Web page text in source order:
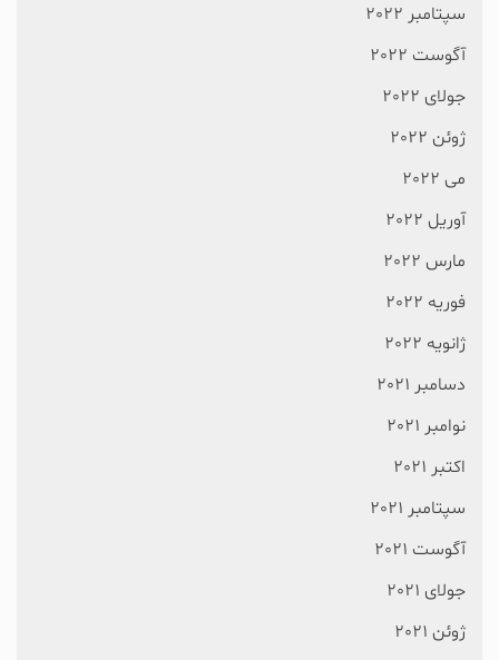
سپتامبر 2022
آگوست 2022
جولای 2022
ژوئن 2022
می 2022
آوریل 2022
مارس 2022
فوریه 2022
ژانویه 2022
دسامبر 2021
نوامبر 2021
اکتبر 2021
سپتامبر 2021
آگوست 2021
جولای 2021
ژوئن 2021